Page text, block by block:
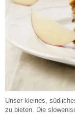
Unser kleines,
zu bieten. Die